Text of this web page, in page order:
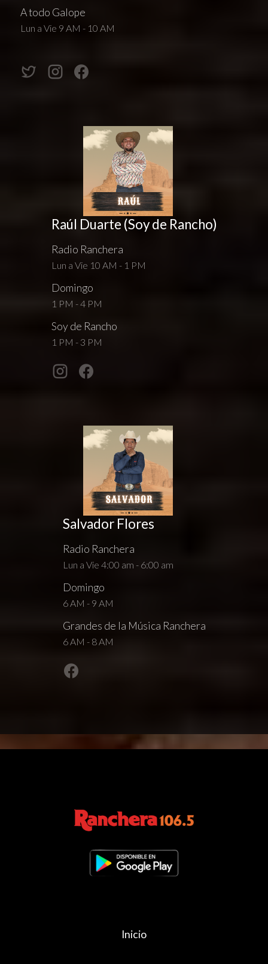
A todo Galope
Lun a Vie 9 AM - 10 AM
Raúl Duarte (Soy de Rancho)
Radio Ranchera
Lun a Vie 10 AM - 1 PM
Domingo
1 PM - 4 PM
Soy de Rancho
1 PM - 3 PM
Salvador Flores
Radio Ranchera
Lun a Vie 4:00 am - 6:00 am
Domingo
6 AM - 9 AM
Grandes de la Música Ranchera
6 AM - 8 AM
Inicio